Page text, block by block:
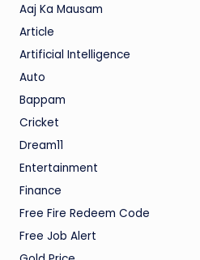
Aaj Ka Mausam
Article
Artificial Intelligence
Auto
Bappam
Cricket
Dream11
Entertainment
Finance
Free Fire Redeem Code
Free Job Alert